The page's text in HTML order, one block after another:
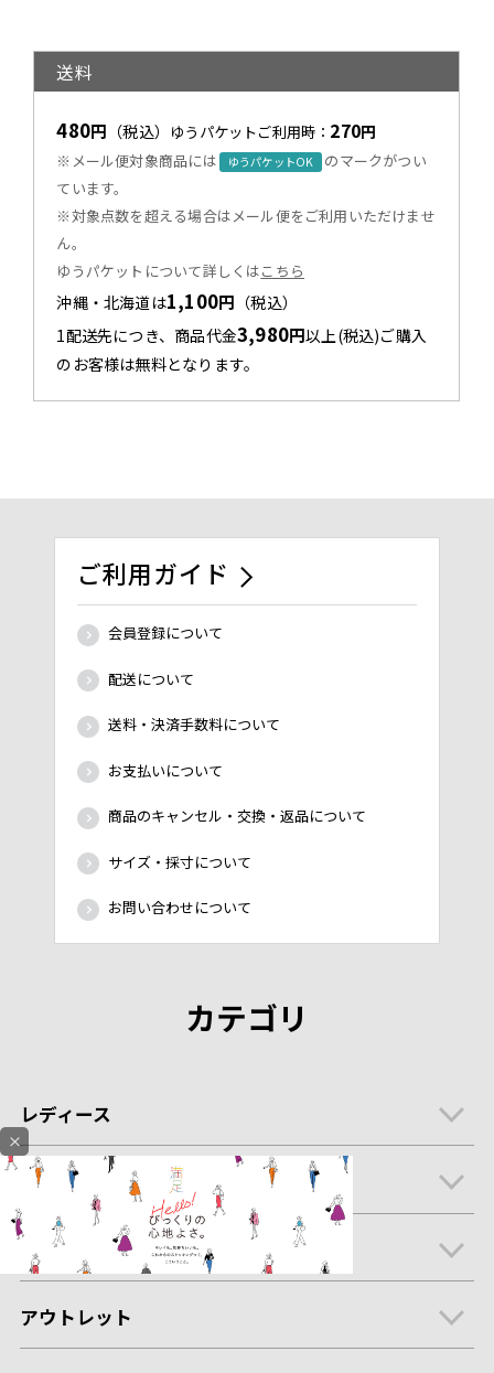
送料
480円 （税込） ゆうパケットご利用時： 270円
※メール便対象商品には ゆうパケットOK
のマークがつい
ています。
※対象点数を超える場合はメール便をご利用いただけませ
ん。
ゆうパケットについて詳しくはこちら
沖縄・北海道は1,100円 （税込）
1配送先につき、商品代金3,980円以上(税込)ご購入
のお客様は無料となります。
ご利用ガイド
会員登録について
配送について
送料・決済手数料について
お支払いについて
商品のキャンセル・交換・返品について
サイズ・採寸について
お問い合わせについて
カテゴリ
レディース
メンズ
キッズ・ベビー
アウトレット
×